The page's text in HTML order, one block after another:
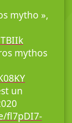
mytho »,
mythos
un
fl7pDI7-